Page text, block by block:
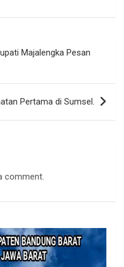
ke
dI
n
Majalengka Pesan
Pertama di Sumsel.
comment.